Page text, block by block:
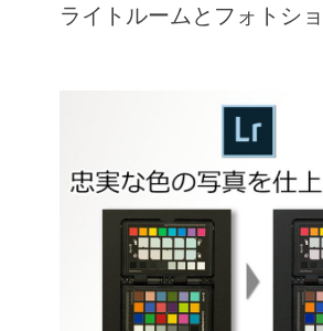
ライトルームとフォトシ